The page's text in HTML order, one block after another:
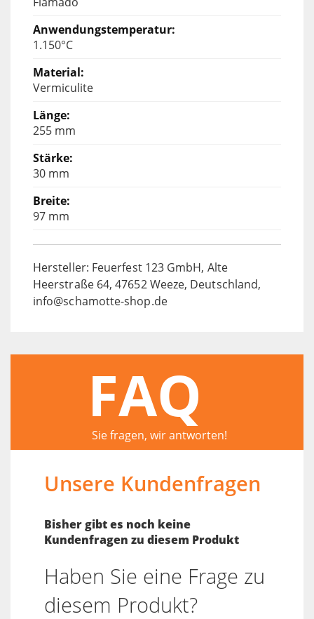
1.150°C
Vermiculite
255 mm
30 mm
97 mm
Hersteller: Feuerfest 123 GmbH, Alte
Heerstraße 64, 47652 Weeze, Deutschland,
info@schamotte-shop.de
FAQ
Sie fragen, wir antworten!
Unsere Kundenfragen
Bisher gibt es noch keine
Kundenfragen zu diesem Produkt
Haben Sie eine Frage zu
diesem Produkt?